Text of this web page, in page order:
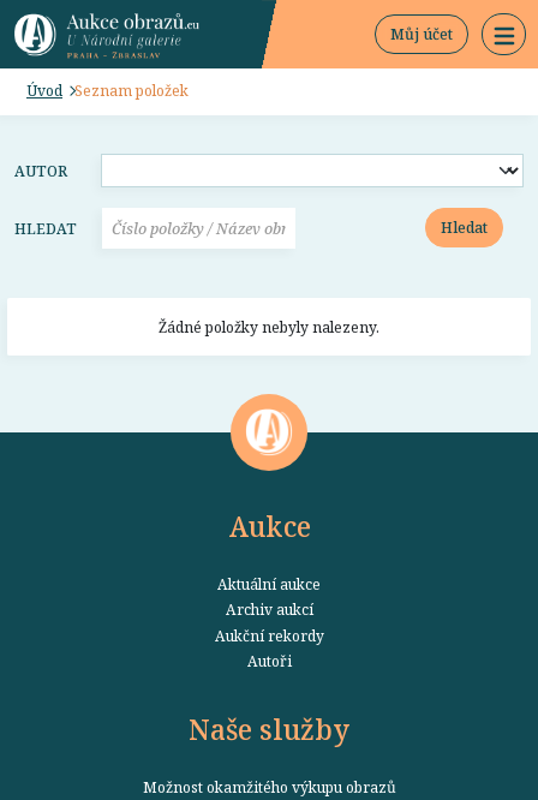
Můj účet
Úvod Seznam položek
AUTOR
HLEDAT Hledat
Žádné položky nebyly nalezeny.
Aukce
Aktuální aukce
Archiv aukcí
Aukční rekordy
Autoři
Naše služby
Možnost okamžitého výkupu obrazů